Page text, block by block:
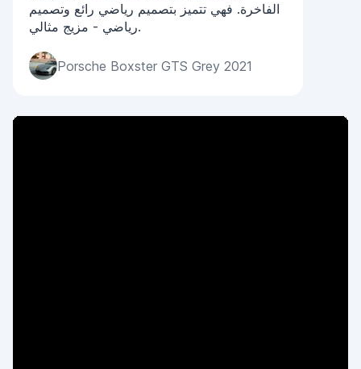
الفاخرة. فهي تتميز بتصميم رياضي رائع وتصميم
رياضي - مزيج مثالي.
Porsche Boxster GTS Grey 2021